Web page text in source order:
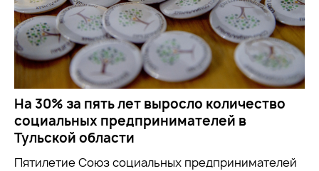
На 30% за пять лет выросло количество
социальных предпринимателей в
Тульской области
Пятилетие Союз социальных предпринимателей